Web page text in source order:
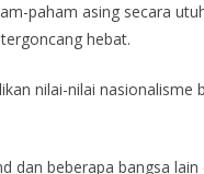
paham asing secara
hebat.
nilai-nilai nasionalisme
dan beberapa bangsa